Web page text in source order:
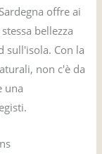
offre ai
bellezza
sull'isola. Con la
non c'è da
una